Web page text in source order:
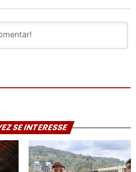
SE INTERESSE